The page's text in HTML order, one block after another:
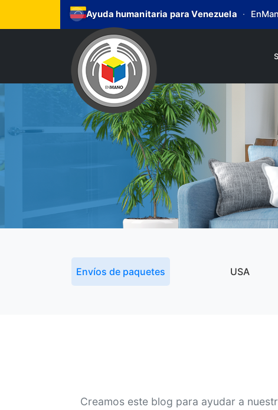
Ayuda humanitaria para Venezuela ·
Envíos de paquetes USA
Creamos este blog para ayudar a